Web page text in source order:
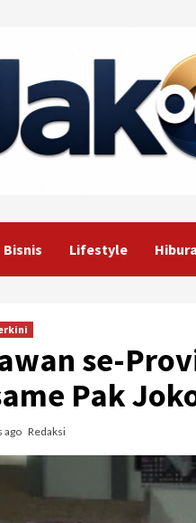
Bisnis Lifestyle
se-
Pak
ago Redaksi